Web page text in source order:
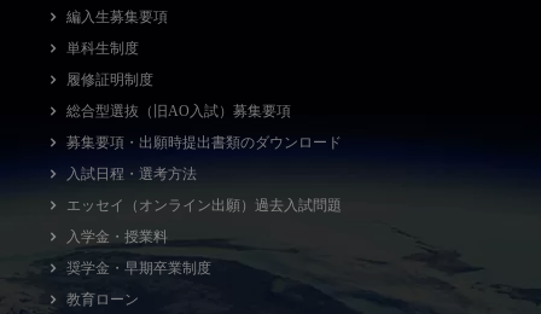
編入生募集要項
単科生制度
履修証明制度
総合型選抜（旧AO入試）募集要項
募集要項・出願時提出書類のダウンロード
入試日程・選考方法
エッセイ（オンライン出願）過去入試問題
入学金・授業料
奨学金・早期卒業制度
教育ローン